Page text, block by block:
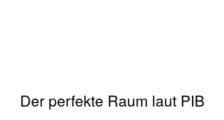
Der perfekte Raum laut PIB